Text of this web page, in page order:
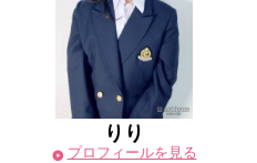
りり
プロフィールを見る